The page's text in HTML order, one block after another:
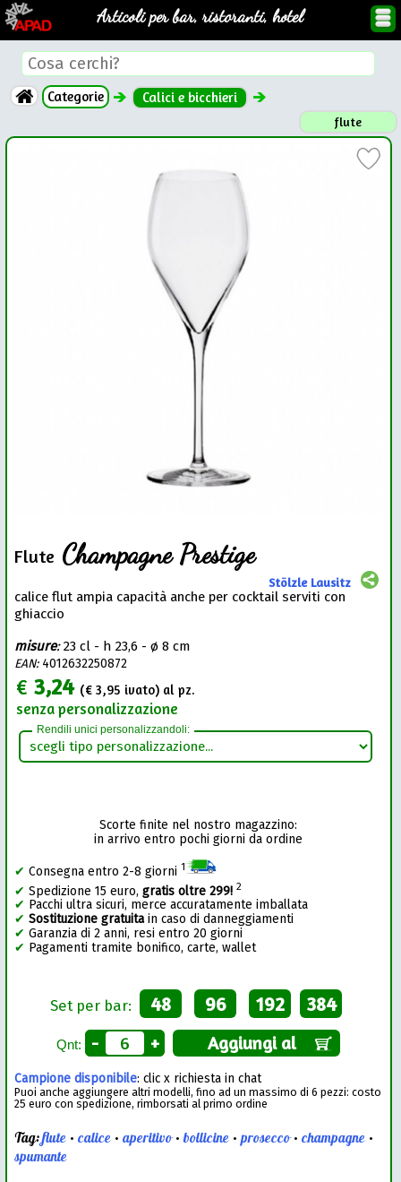
Articoli per bar, ristoranti, hotel
Categorie Calici e bicchieri
flute
Flute Champagne Prestige
Stölzle Lausitz
calice flut ampia capacità anche per cocktail serviti con
ghiaccio
misure:23 cl - h 23,6 - ø 8 cm
EAN:4012632250872
€3,24 (€3,95 ivato) al pz.
senza personalizzazione
Rendili unici personalizzandoli:
Scorte finite nel nostro magazzino:
in arrivo entro pochi giorni da ordine
✔ Consegna entro 2-8 giorni 1
✔ Spedizione 15 euro,gratis oltre 299! 2
✔ Pacchi ultra sicuri, merce accuratamente imballata
✔ Sostituzione gratuitain caso di danneggiamenti
✔ Garanzia di 2 anni, resi entro 20 giorni
✔ Pagamenti tramite bonifico, carte, wallet
Set per bar: 48 96 192 384
Qnt: - + Aggiungi al
Campione disponibile: clic x richiesta in chat
Puoi anche aggiungere altri modelli, fino ad un massimo di 6 pezzi: costo
25 euro con spedizione, rimborsati al primo ordine
Tag:flute •calice •aperitivo•bollicine •prosecco•champagne •
spumante